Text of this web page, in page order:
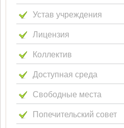
Устав учреждения
Лицензия
Коллектив
Доступная среда
Свободные места
Попечительский совет